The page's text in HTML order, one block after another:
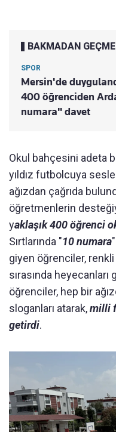
BAKMADAN GEÇME
SPOR
Mersin'de
400 öğrenciden
numara" davet
Okul bahçesini adeta
yıldız futbolcuya
ağızdan çağrıda
öğretmenlerin
yaklaşık 400 öğrenci
Sırtlarında "10 numara
giyen öğrenciler,
sırasında
öğrenciler, hep bir
sloganları atarak,milli
getirdi.